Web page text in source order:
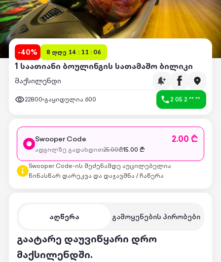
-40% 8 დღე 14 : 11 : 06
1 საათიანი ბოულინგის სათამაშო ბილიკი
მაქსილენდი
22800 გაყიდულია 600 2 05 2 ** **
აღწერა გამოყენების პირობები
გაატარე დაუვიწყარი დრო
მაქსილენდში.
Swooper Code 2.00 ₾
ადგილზე გადახდით25.00₾15.00 ₾
Swooper Code-ის შეძენამდე აუცილებელია
წინასწარ დარეკვა და დაჯავშნა / ჩაწერა